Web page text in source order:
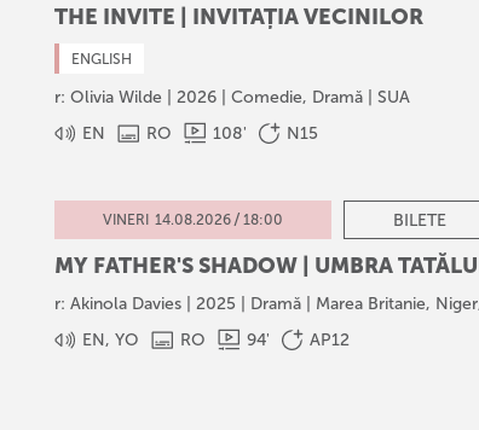
THE INVITE | INVITAȚIA VECINILOR
ENGLISH
r: Olivia Wilde | 2026 | Comedie, Dramă | SUA
EN
RO 108' N15
VINERI 14.08.2026 / 18:00 BILETE
MY FATHER'S SHADOW | UMBRA
r: Akinola Davies | 2025 | Dramă | Marea Britanie,
EN, YO
RO 94' AP12